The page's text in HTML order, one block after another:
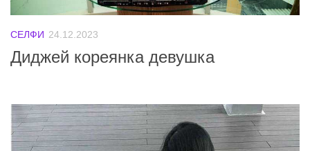
СЕЛФИ 24.12.2023
Диджей кореянка девушка